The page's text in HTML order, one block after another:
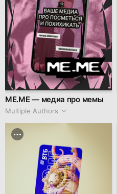
ME.ME — медиа про мемы
Multiple Authors